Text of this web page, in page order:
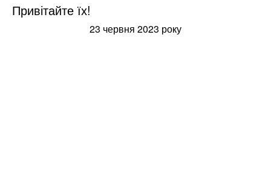
Привітайте їх!
23 червня 2023 року